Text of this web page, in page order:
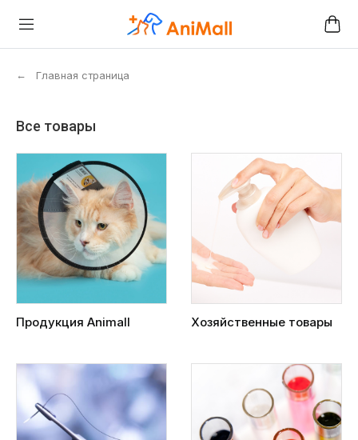
← Главная страница
Все товары
Продукция Animall Хозяйственные товары